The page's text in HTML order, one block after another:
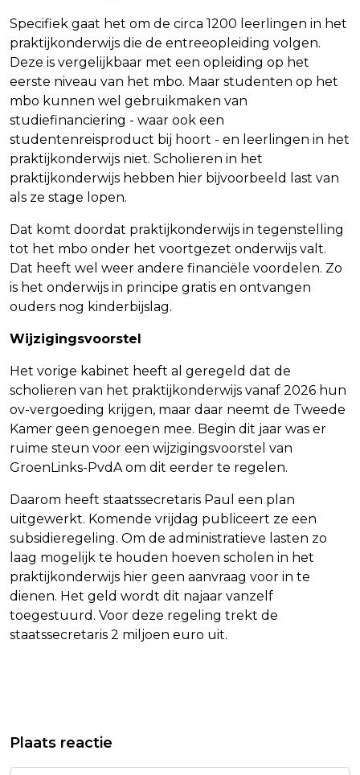
Specifiek gaat het om de circa 1200 leerlingen in het
praktijkonderwijs die de entreeopleiding volgen.
Deze is vergelijkbaar met een opleiding op het
eerste niveau van het mbo. Maar studenten op het
mbo kunnen wel gebruikmaken van
studiefinanciering - waar ook een
studentenreisproduct bij hoort - en leerlingen in het
praktijkonderwijs niet. Scholieren in het
praktijkonderwijs hebben hier bijvoorbeeld last van
als ze stage lopen.
Dat komt doordat praktijkonderwijs in tegenstelling
tot het mbo onder het voortgezet onderwijs valt.
Dat heeft wel weer andere financiële voordelen. Zo
is het onderwijs in principe gratis en ontvangen
ouders nog kinderbijslag.
Wijzigingsvoorstel
Het vorige kabinet heeft al geregeld dat de
scholieren van het praktijkonderwijs vanaf 2026 hun
ov-vergoeding krijgen, maar daar neemt de Tweede
Kamer geen genoegen mee. Begin dit jaar was er
ruime steun voor een wijzigingsvoorstel van
GroenLinks-PvdA om dit eerder te regelen.
Daarom heeft staatssecretaris Paul een plan
uitgewerkt. Komende vrijdag publiceert ze een
subsidieregeling. Om de administratieve lasten zo
laag mogelijk te houden hoeven scholen in het
praktijkonderwijs hier geen aanvraag voor in te
dienen. Het geld wordt dit najaar vanzelf
toegestuurd. Voor deze regeling trekt de
staatssecretaris 2 miljoen euro uit.
RUSLAND MPOX-VACCINS NIET
WERKGEVERSORGANISATIES:
BEZETTING KANTOOR GRONINGEN
Plaats reactie